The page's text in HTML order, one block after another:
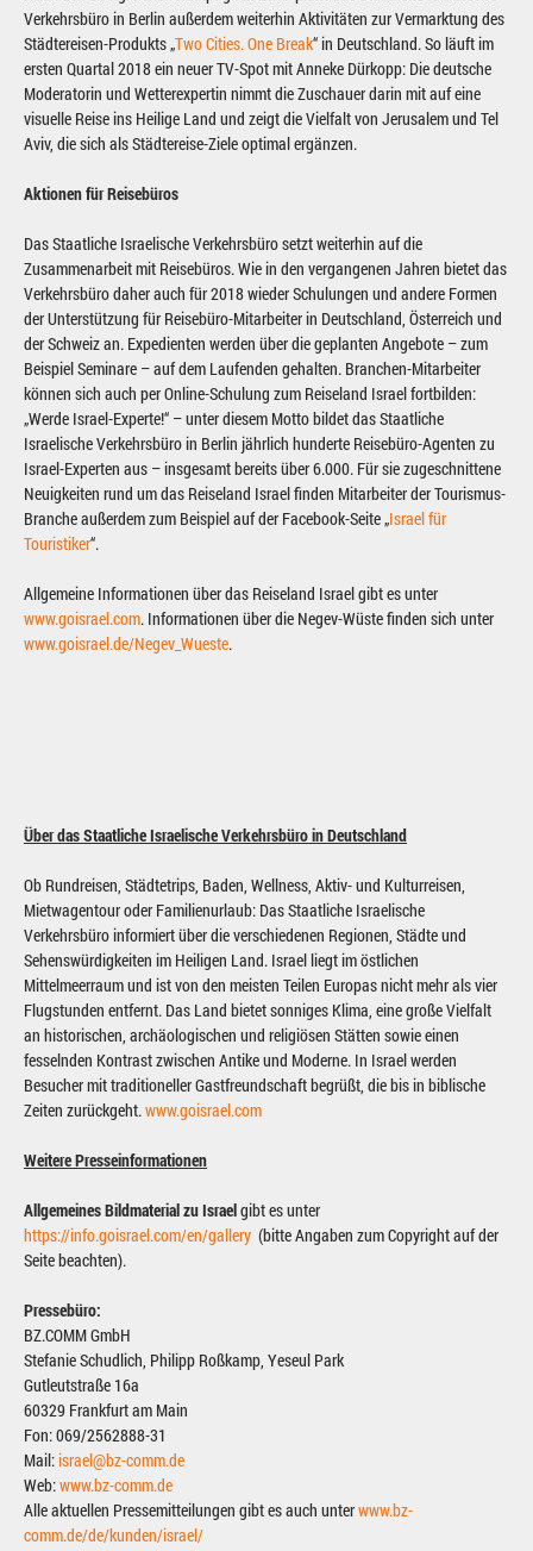
Verkehrsbüro in Berlin außerdem weiterhin Aktivitäten zur Vermarktung des
Städtereisen-Produkts „Two Cities. One Break“ in Deutschland. So läuft im
ersten Quartal 2018 ein neuer TV-Spot mit Anneke Dürkopp: Die deutsche
Moderatorin und Wetterexpertin nimmt die Zuschauer darin mit auf eine
visuelle Reise ins Heilige Land und zeigt die Vielfalt von Jerusalem und Tel
Aviv, die sich als Städtereise-Ziele optimal ergänzen.
Aktionen für Reisebüros
Das Staatliche Israelische Verkehrsbüro setzt weiterhin auf die
Zusammenarbeit mit Reisebüros. Wie in den vergangenen Jahren bietet das
Verkehrsbüro daher auch für 2018 wieder Schulungen und andere Formen
der Unterstützung für Reisebüro-Mitarbeiter in Deutschland, Österreich und
der Schweiz an. Expedienten werden über die geplanten Angebote – zum
Beispiel Seminare – auf dem Laufenden gehalten. Branchen-Mitarbeiter
können sich auch per Online-Schulung zum Reiseland Israel fortbilden:
„Werde Israel-Experte!“ – unter diesem Motto bildet das Staatliche
Israelische Verkehrsbüro in Berlin jährlich hunderte Reisebüro-Agenten zu
Israel-Experten aus – insgesamt bereits über 6.000. Für sie zugeschnittene
Neuigkeiten rund um das Reiseland Israel finden Mitarbeiter der Tourismus-
Branche außerdem zum Beispiel auf der Facebook-Seite „Israel für
Touristiker“.
Allgemeine Informationen über das Reiseland Israel gibt es unter
www.goisrael.com. Informationen über die Negev-Wüste finden sich unter
www.goisrael.de/Negev_Wueste.
Über das Staatliche Israelische Verkehrsbüro in Deutschland
Ob Rundreisen, Städtetrips, Baden, Wellness, Aktiv- und Kulturreisen,
Mietwagentour oder Familienurlaub: Das Staatliche Israelische
Verkehrsbüro informiert über die verschiedenen Regionen, Städte und
Sehenswürdigkeiten im Heiligen Land. Israel liegt im östlichen
Mittelmeerraum und ist von den meisten Teilen Europas nicht mehr als vier
Flugstunden entfernt. Das Land bietet sonniges Klima, eine große Vielfalt
an historischen, archäologischen und religiösen Stätten sowie einen
fesselnden Kontrast zwischen Antike und Moderne. In Israel werden
Besucher mit traditioneller Gastfreundschaft begrüßt, die bis in biblische
Zeiten zurückgeht.www.goisrael.com
Weitere Presseinformationen
Allgemeines Bildmaterial zu Israelgibt es unter
https://info.goisrael.com/en/gallery (bitte Angaben zum Copyright auf der
Seite beachten).
Pressebüro:
BZ.COMM GmbH
Stefanie Schudlich, Philipp Roßkamp, Yeseul Park
Gutleutstraße 16a
60329 Frankfurt am Main
Fon: 069/2562888-31
Mail:israel@bz-comm.de
Web:www.bz-comm.de
Alle aktuellen Pressemitteilungen gibt es auch unterwww.bz-
comm.de/de/kunden/israel/